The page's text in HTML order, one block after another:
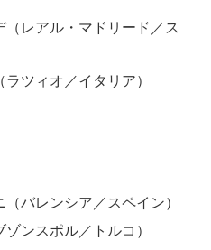
レアル・マドリード／ス
ツィオ／イタリア）
バレンシア／スペイン）
ンスポル／トルコ）